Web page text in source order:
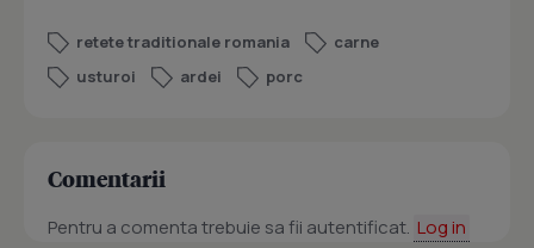
retete traditionale romania
carne
usturoi
ardei porc
Comentarii
Pentru a comenta trebuie sa fii autentificat. Log in